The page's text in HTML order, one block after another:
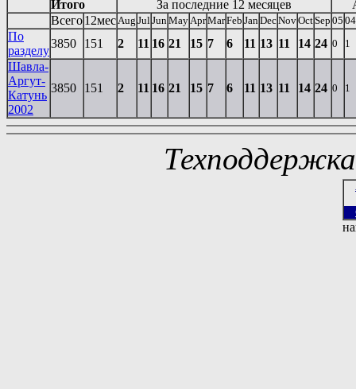
Итого За последние 12 месяцев
Всего12мес Aug Jul Jun May AprMarFeb Jan DecNovOctSep 05 04
По
разделу
3850 151 2 11 16 21 15 7 6 11 13 11 14 24 0 1
Шавла-
Аргут-
Катунь
2002
3850 151 2 11 16 21 15 7 6 11 13 11 14 24 0 1